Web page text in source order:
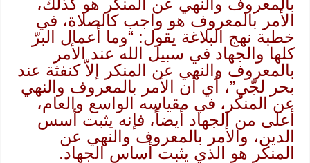
بالمعروف والنهي عن المنكر هو كذلك،
الأمر بالمعروف هو واجب كالصلاة، في
خطبة نهج البلاغة يقول: “وما أعمال البرّ
كلها والجهاد في سبيل الله عند الأمر
بالمعروف والنهي عن المنكر إلاّ كنفثة عند
بحر لجّي”، أي أن الأمر بالمعروف والنهي
عن المنكر، في مقياسه الواسع والعام،
أعلى من الجهاد أيضاً، فإنه يثبت أسس
الدين، والأمر بالمعروف والنهي عن
المنكر هو الذي يثبت أساس الجهاد.